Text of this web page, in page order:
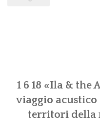
1 6 18 «Ila & the
viaggio
territori della